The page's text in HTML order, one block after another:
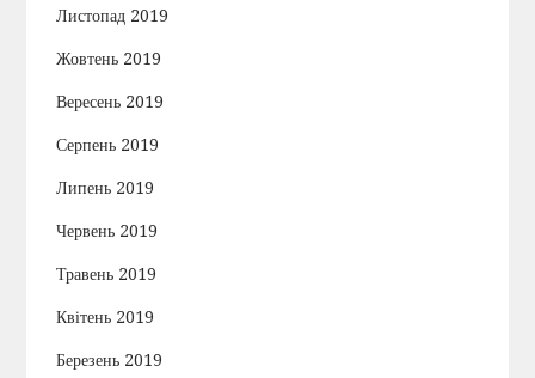
Листопад 2019
Жовтень 2019
Вересень 2019
Серпень 2019
Липень 2019
Червень 2019
Травень 2019
Квітень 2019
Березень 2019